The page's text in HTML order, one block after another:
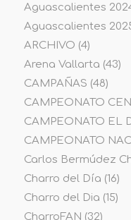
Aguascalientes
Aguascalientes
ARCHIVO (4)
Arena Vallarta (43)
CAMPAÑAS (48)
CAMPEONATO
CAMPEONATO EL
CAMPEONATO
Carlos Bermúdez
Charro del Día (16)
Charro del Dia (15)
CharroFAN (32)